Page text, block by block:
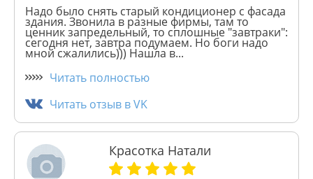
Надо было снять старый кондиционер с фасада
здания. Звонила в разные фирмы, там то
ценник запредельный, то сплошные "завтраки":
сегодня нет, завтра подумаем. Но боги надо
мной сжалились))) Нашла в...
Читать полностью
Читать отзыв в VK
Красотка Натали